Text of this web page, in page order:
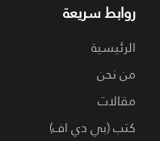
روابط سريعة
الرئيسية
من نحن
مقالات
كتب (بي دي اف)